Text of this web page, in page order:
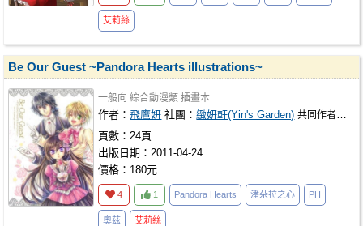
艾莉絲
Be Our Guest ~Pandora Hearts illustrations~
一般向 綜合動漫類 插畫本
作者：飛鷹妍 社團：緻妍軒(Yin's Garden) 共同作者：
頁數：24頁
出版日期：2011-04-24
價格：180元
4 1 Pandora Hearts 潘朵拉之心 PH
奧茲 艾莉絲